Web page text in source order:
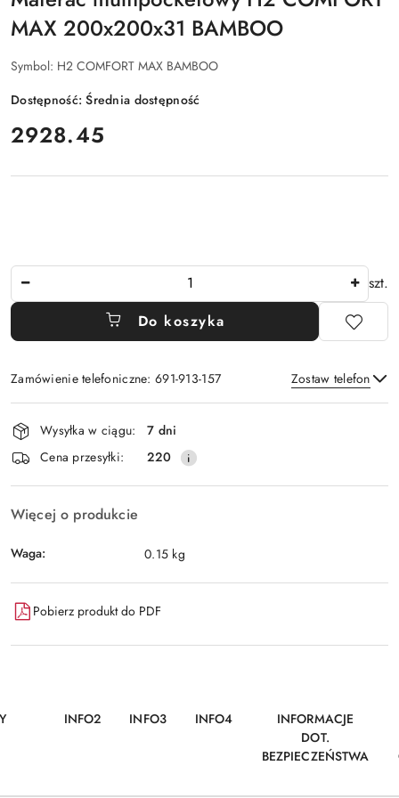
MAX 200x200x31 BAMBOO
Symbol: H2 COMFORT MAX BAMBOO
Dostępność:Średnia dostępność
cena:
2928.45
szt.
Do koszyka
Zamówienie telefoniczne: 691-913-157 Zostaw telefon
Wyślij
Dostępność
i
dostawa
Wysyłka w ciągu:
7 dni
Cena przesyłki:
220
Więcej o produkcie
Waga: 0.15 kg
Pobierz produkt do PDF
INFO2 INFO3 INFO4
INFORMACJE
DOT.
BEZPIECZEŃSTWA